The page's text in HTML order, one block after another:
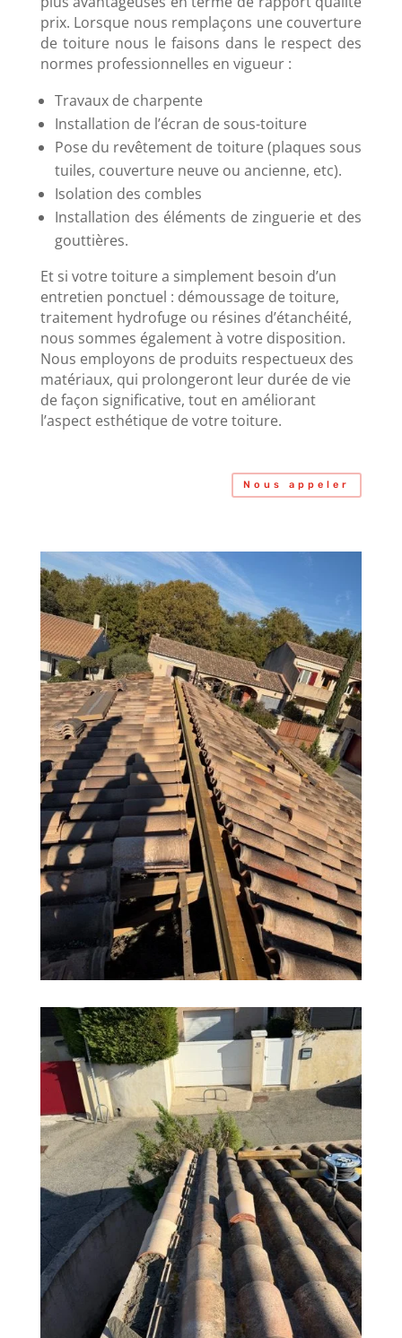
prix. Lorsque nous remplaçons une couverture
de toiture nous le faisons dans le respect des
normes professionnelles en vigueur :
Travaux de charpente
Installation de l’écran de sous-toiture
Pose du revêtement de toiture (plaques sous
tuiles, couverture neuve ou ancienne, etc).
Isolation des combles
Installation des éléments de zinguerie et des
gouttières.
Et si votre toiture a simplement besoin d’un
entretien ponctuel : démoussage de toiture,
traitement hydrofuge ou résines d’étanchéité,
nous sommes également à votre disposition.
Nous employons de produits respectueux des
matériaux, qui prolongeront leur durée de vie
de façon significative, tout en améliorant
l’aspect esthétique de votre toiture.
Nous appeler